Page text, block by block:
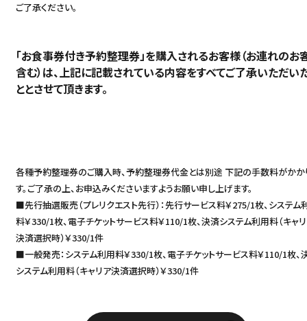
ご了承ください。
「お食事券付き予約整理券」を購入されるお客様（お連れのお
含む）は、上記に記載されている内容をすべてご了承いただい
ととさせて頂きます。
各種予約整理券のご購入時、予約整理券代金とは別途 下記の手数料がかか
す。ご了承の上、お申込みくださいますようお願い申し上げます。
■先行抽選販売（プレリクエスト先行）：先行サービス料￥275/1枚、システム
料￥330/1枚、電子チケットサービス料￥110/1枚、決済システム利用料（キャ
決済選択時）￥330/1件
■一般発売：システム利用料￥330/1枚、電子チケットサービス料￥110/1枚、
システム利用料（キャリア決済選択時）￥330/1件